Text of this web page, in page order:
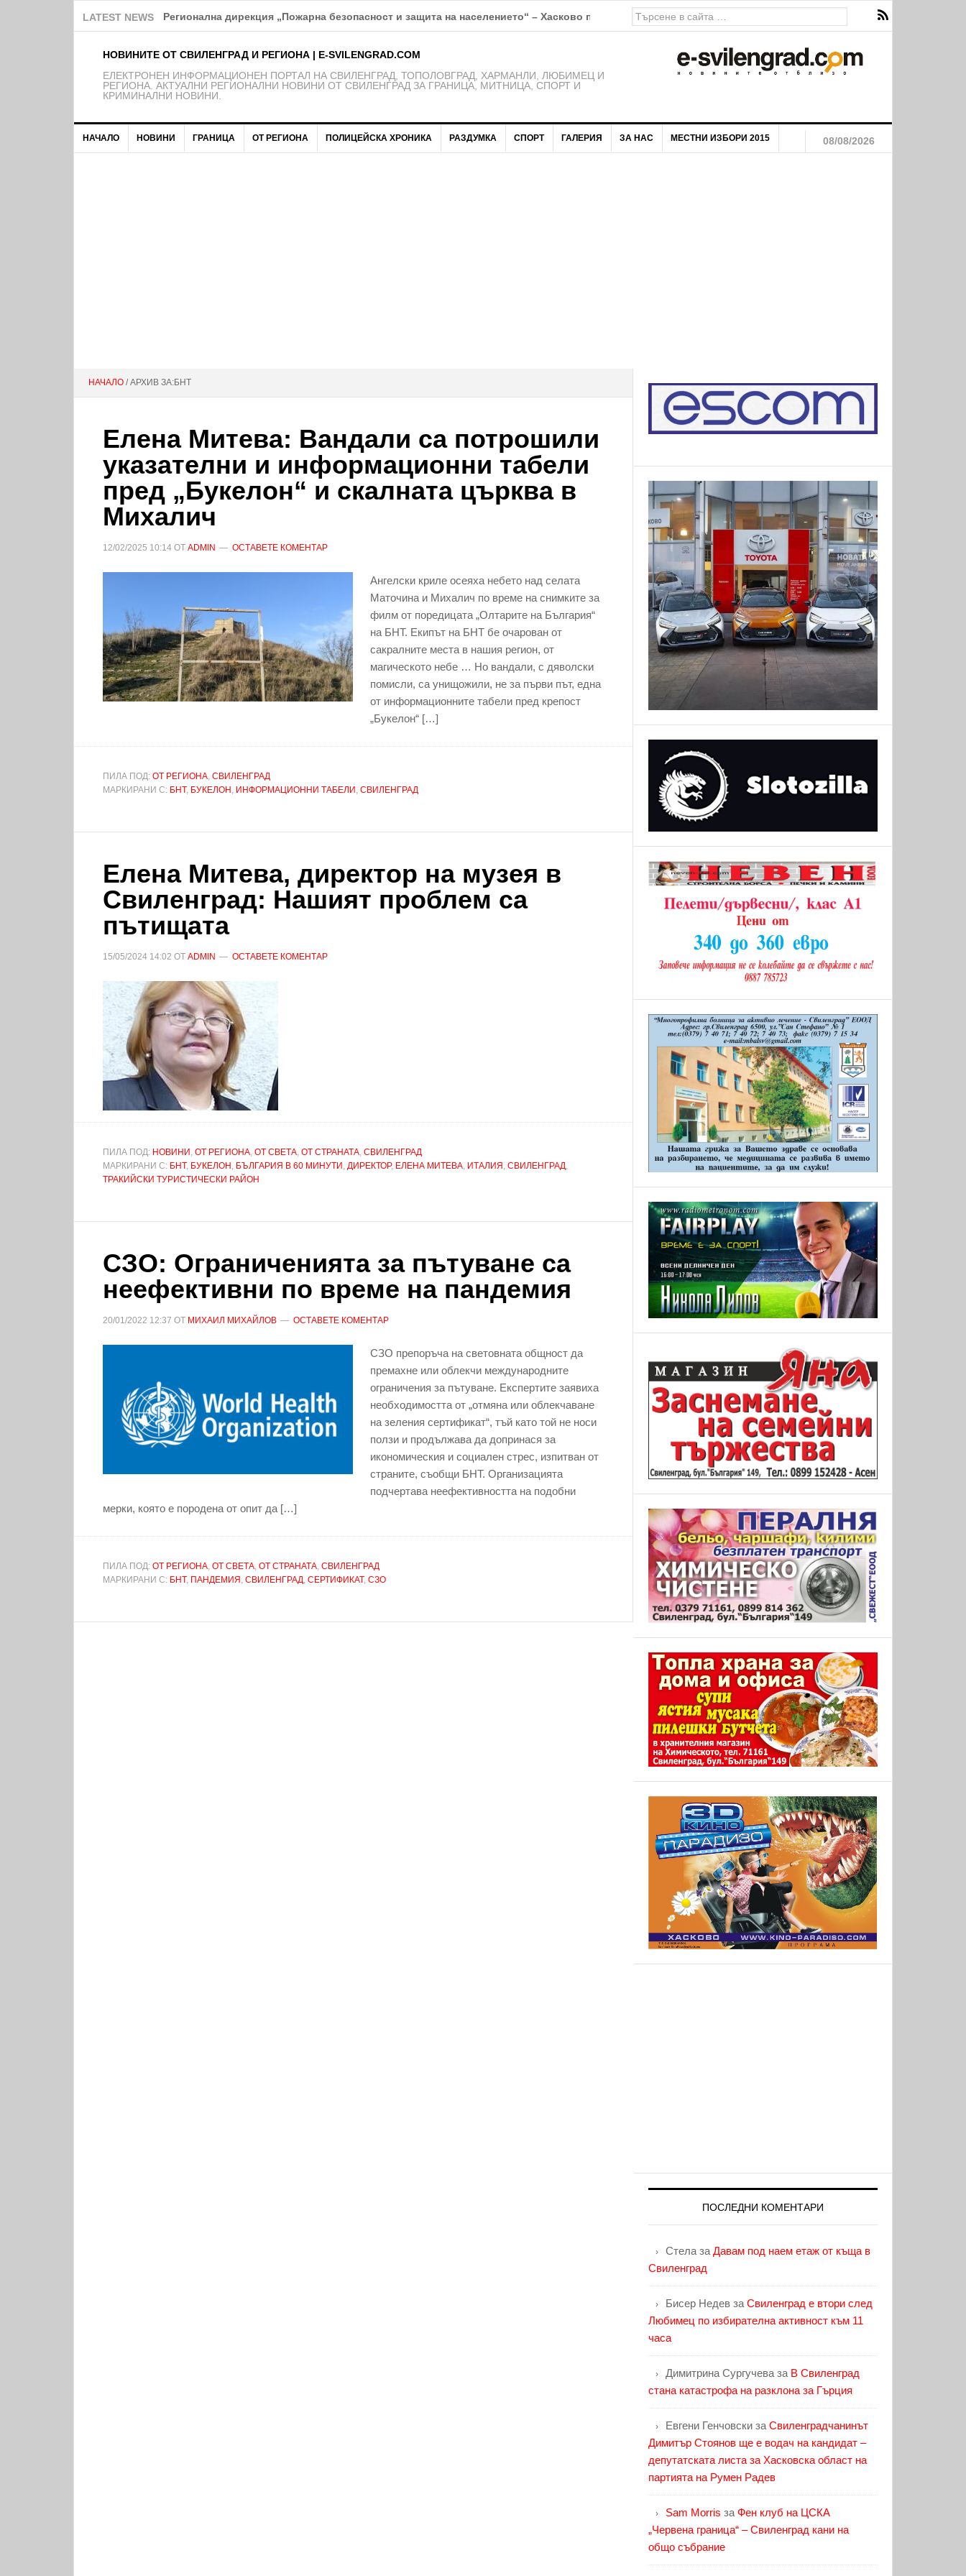
LATEST NEWS Регионална дирекция „Пожарна безопасност и защита на населението“ – Хасково предупреждава за екстремен риск от пожари
НОВИНИТЕ ОТ СВИЛЕНГРАД И РЕГИОНА | E-SVILENGRAD.COM
EЛЕКТРОНЕН ИНФОРМАЦИОНЕН ПОРТАЛ НА СВИЛЕНГРАД, ТОПОЛОВГРАД, ХАРМАНЛИ, ЛЮБИМЕЦ И
РЕГИОНА. АКТУАЛНИ РЕГИОНАЛНИ НОВИНИ ОТ СВИЛЕНГРАД ЗА ГРАНИЦА, МИТНИЦА, СПОРТ И
КРИМИНАЛНИ НОВИНИ.
НАЧАЛО НОВИНИ ГРАНИЦА ОТ РЕГИОНА ПОЛИЦЕЙСКА ХРОНИКА РАЗДУМКА СПОРТ ГАЛЕРИЯ ЗА НАС МЕСТНИ ИЗБОРИ 2015 08/08/2026
НАЧАЛО / АРХИВ ЗА:БНТ
Елена Митева: Вандали са потрошили
указателни и информационни табели
пред „Букелон“ и скалната църква в
Михалич
12/02/2025 10:14 ОТ ADMIN ОСТАВЕТЕ КОМЕНТАР
Ангелски криле осеяха небето над селата
Маточина и Михалич по време на снимките за
филм от поредицата „Олтарите на България“
на БНТ. Екипът на БНТ бе очарован от
сакралните места в нашия регион, от
магическото небе … Но вандали, с дяволски
помисли, са унищожили, не за първи път, една
от информационните табели пред крепост
„Букелон“ […]
ПИЛА ПОД: ОТ РЕГИОНА, СВИЛЕНГРАД
МАРКИРАНИ С: БНТ, БУКЕЛОН , ИНФОРМАЦИОННИ ТАБЕЛИ , СВИЛЕНГРАД
Елена Митева, директор на музея в
Свиленград: Нашият проблем са
пътищата
15/05/2024 14:02 ОТ ADMIN ОСТАВЕТЕ КОМЕНТАР
ПИЛА ПОД: НОВИНИ , ОТ РЕГИОНА, ОТ СВЕТА, ОТ СТРАНАТА, СВИЛЕНГРАД
МАРКИРАНИ С: БНТ, БУКЕЛОН , БЪЛГАРИЯ В 60 МИНУТИ , ДИРЕКТОР, ЕЛЕНА МИТЕВА, ИТАЛИЯ , СВИЛЕНГРАД,
ТРАКИЙСКИ ТУРИСТИЧЕСКИ РАЙОН
СЗО: Ограниченията за пътуване са
неефективни по време на пандемия
20/01/2022 12:37 ОТ МИХАИЛ МИХАЙЛОВ ОСТАВЕТЕ КОМЕНТАР
СЗО препоръча на световната общност да
премахне или облекчи международните
ограничения за пътуване. Експертите заявиха
необходимостта от „отмяна или облекчаване
на зеления сертификат“, тъй като той не носи
ползи и продължава да допринася за
икономическия и социален стрес, изпитван от
страните, съобщи БНТ. Организацията
подчертава неефективността на подобни
мерки, която е породена от опит да […]
ПИЛА ПОД: ОТ РЕГИОНА, ОТ СВЕТА, ОТ СТРАНАТА, СВИЛЕНГРАД
МАРКИРАНИ С: БНТ, ПАНДЕМИЯ , СВИЛЕНГРАД, СЕРТИФИКАТ, СЗО
ПОСЛЕДНИ КОМЕНТАРИ
Стела за Давам под наем етаж от къща в
Свиленград
Бисер Недев за Свиленград е втори след
Любимец по избирателна активност към 11
часа
Димитрина Сургучева за В Свиленград
стана катастрофа на разклона за Гърция
Евгени Генчовски за Свиленградчанинът
Димитър Стоянов ще е водач на кандидат –
депутатската листа за Хасковска област на
партията на Румен Радев
Sam Morris за Фен клуб на ЦСКА
„Червена граница“ – Свиленград кани на
общо събрание